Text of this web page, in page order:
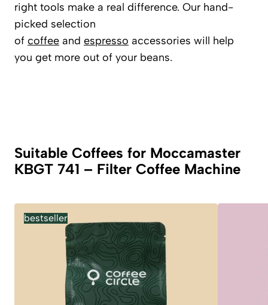
right tools make a real difference. Our hand-
picked selection
of coffee and espresso accessories will help
you get more out of your beans.
Suitable Coffees for Moccamaster
KBGT 741 – Filter Coffee Machine
bestseller